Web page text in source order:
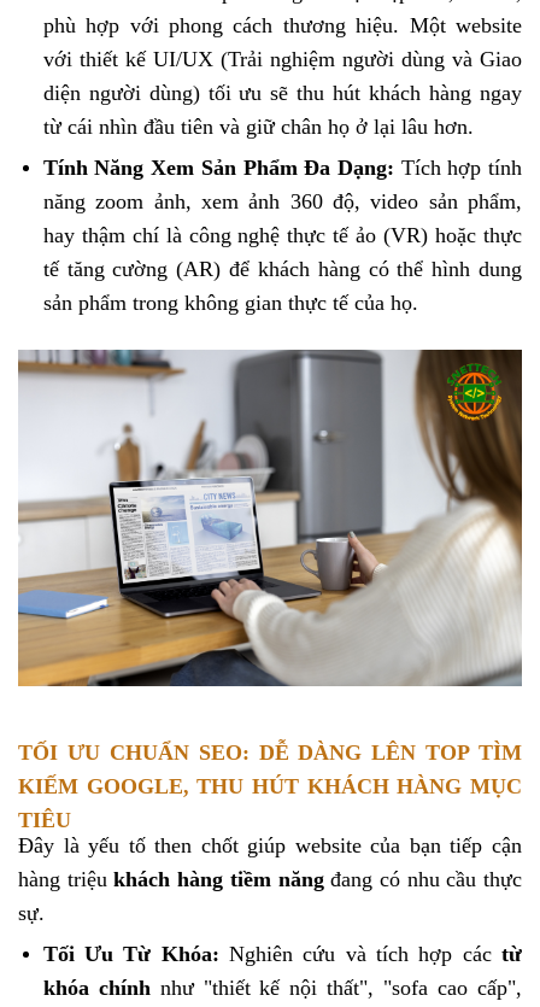
phù hợp với phong cách thương hiệu. Một website
với thiết kế UI/UX (Trải nghiệm người dùng và Giao
diện người dùng) tối ưu sẽ thu hút khách hàng ngay
từ cái nhìn đầu tiên và giữ chân họ ở lại lâu hơn.
Tính Năng Xem Sản Phẩm Đa Dạng: Tích hợp tính
năng zoom ảnh, xem ảnh 360 độ, video sản phẩm,
hay thậm chí là công nghệ thực tế ảo (VR) hoặc thực
tế tăng cường (AR) để khách hàng có thể hình dung
sản phẩm trong không gian thực tế của họ.
TỐI ƯU CHUẨN SEO: DỄ DÀNG LÊN TOP TÌM
KIẾM GOOGLE, THU HÚT KHÁCH HÀNG MỤC
TIÊU
Đây là yếu tố then chốt giúp website của bạn tiếp cận
hàng triệukhách hàng tiềm năngđang có nhu cầu thực
sự.
Tối Ưu Từ Khóa: Nghiên cứu và tích hợp cáctừ
khóa chính như "thiết kế nội thất", "sofa cao cấp",